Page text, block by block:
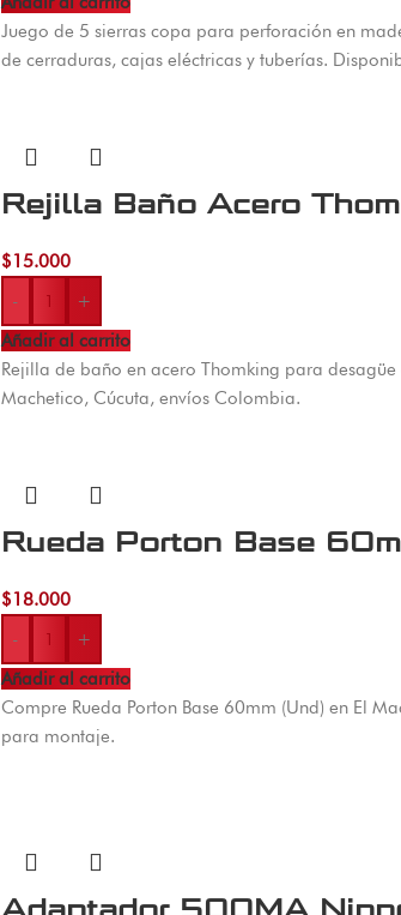
Juego de 5 sierras copa para perforación en
de cerraduras, cajas eléctricas y tuberías.
Rejilla Baño Acero
$15.000
-
+
Añadir al carrito
Rejilla de baño en acero Thomking para
Machetico, Cúcuta, envíos Colombia.
Rueda Porton Base
$18.000
-
+
Añadir al carrito
Compre Rueda Porton Base 60mm (Und) en El
para montaje.